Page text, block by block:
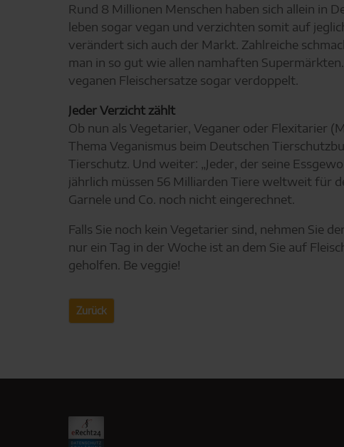
Rund 8 Millionen Menschen haben sich allein in
leben sogar vegan und verzichten somit auf
verändert sich auch der Markt. Zahlreiche
man in so gut wie allen namhaften
veganen Fleischersatze sogar verdoppelt.
Jeder Verzicht zählt
Ob nun als Vegetarier, Veganer oder Flexitarier
Thema Veganismus beim Deutschen
Tierschutz. Und weiter: „Jeder, der seine
jährlich müssen 56 Milliarden Tiere weltweit für
Garnele und Co. noch nicht eingerechnet.
Falls Sie noch kein Vegetarier sind, nehmen Sie
nur ein Tag in der Woche ist an dem Sie auf
geholfen. Be veggie!
Zurück